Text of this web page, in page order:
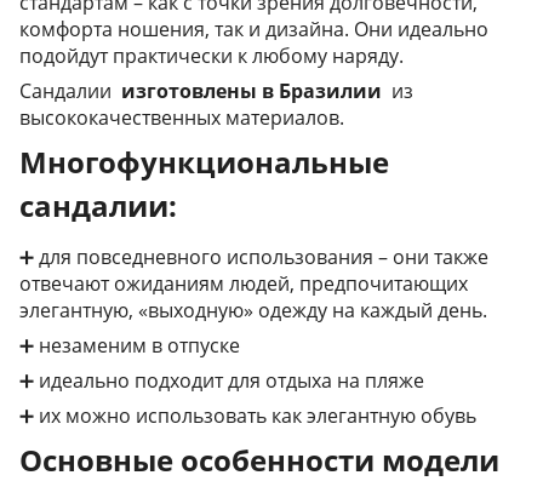
комфорта ношения, так и дизайна. Они идеально
подойдут практически к любому наряду.
Сандалии изготовлены в Бразилии из
высококачественных материалов.
Многофункциональные
сандалии:
➕ для повседневного использования – они также
отвечают ожиданиям людей, предпочитающих
элегантную, «выходную» одежду на каждый день.
➕ незаменим в отпуске
➕ идеально подходит для отдыха на пляже
➕ их можно использовать как элегантную обувь
Основные особенности модели